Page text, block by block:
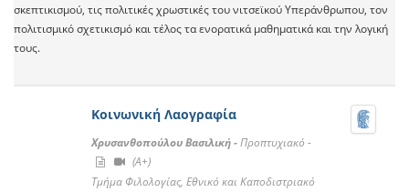
σκεπτικισμού, τις πολιτικές χρωστικές του νιτσεϊκού Υπεράνθρωπου, τον
πολιτισμικό σχετικισμό και τέλος τα ενορατικά μαθηματικά και την λογική
τους.
Κοινωνική Λαογραφία
Χρυσανθοπούλου Βασιλική -Προπτυχιακό -
(A+)
Τμήμα Φιλολογίας, Εθνικό και Καποδιστριακό